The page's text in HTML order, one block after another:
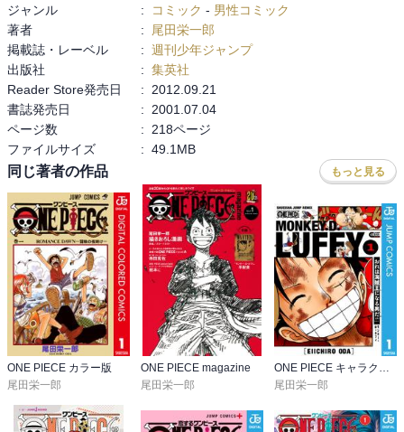
ジャンル : コミック - 男性コミック
著者
:
尾田栄一郎
掲載誌・レーベル
: 週刊少年ジャンプ
出版社
: 集英社
Reader Store発売日
:
2012.09.21
書誌発売日
:
2001.07.04
ページ数
:
218ページ
ファイルサイズ
: 49.1MB
同じ著者の作品 もっと見る
ONE PIECE カラー版
尾田栄一郎
ONE PIECE magazine
尾田栄一郎
ONE PIECE キャラクターリミックス
尾田栄一郎